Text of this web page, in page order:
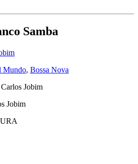
Samba
Mundo, Bossa Nova
Jobim
Jobim